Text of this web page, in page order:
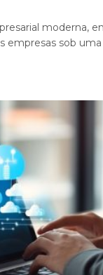
moderna,
empresas sob uma